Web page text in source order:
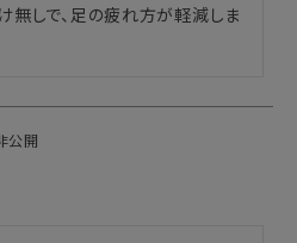
無しで、足の疲れ方が軽減しま
公開